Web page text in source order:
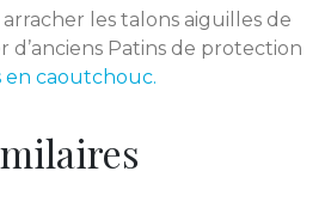
les talons aiguilles de
Patins de protection
en caoutchouc.